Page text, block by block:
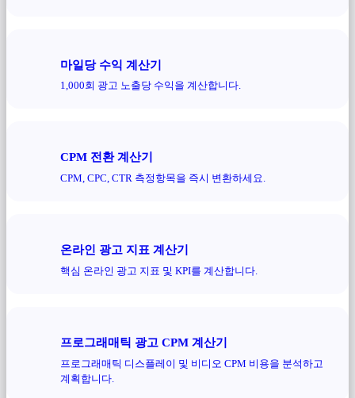
마일당 수익 계산기
1,000회 광고 노출당 수익을 계산합니다.
CPM 전환 계산기
CPM, CPC, CTR 측정항목을 즉시 변환하세요.
온라인 광고 지표 계산기
핵심 온라인 광고 지표 및 KPI를 계산합니다.
프로그래매틱 광고 CPM 계산기
프로그래매틱 디스플레이 및 비디오 CPM 비용을 분석하고
계획합니다.